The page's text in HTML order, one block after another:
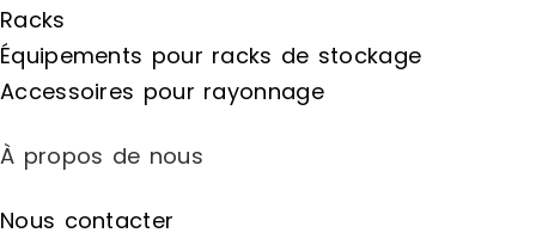
Racks
Équipements pour racks de stockage
Accessoires pour rayonnage
À propos de nous
Nous contacter